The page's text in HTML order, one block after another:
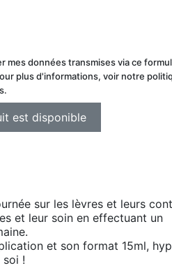
mes données transmises via ce
plus d'informations, voir notre
sur les lèvres et leurs
et leur soin en effectuant un
et son format 15ml,
!